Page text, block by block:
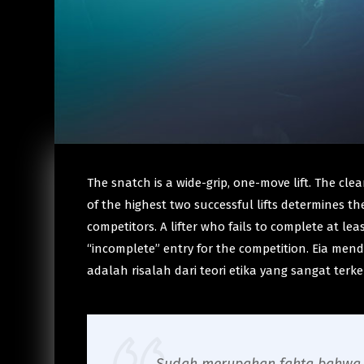
The snatch is a wide-grip, one-move lift. The
of the highest two successful lifts determines
competitors. A lifter who fails to complete at
“incomplete” entry for the competition. Eia
adalah risalah dari teori etika yang sangat